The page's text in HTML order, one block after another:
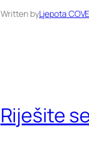
Written byLjepota
Riješite